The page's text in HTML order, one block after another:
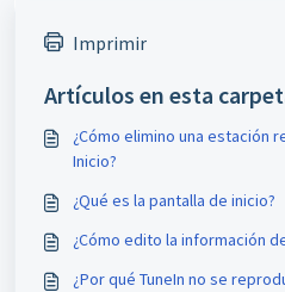
Imprimir
Artículos en esta
¿Cómo elimino una estación
Inicio?
¿Qué es la pantalla de inicio?
¿Cómo edito la información
¿Por qué TuneIn no se